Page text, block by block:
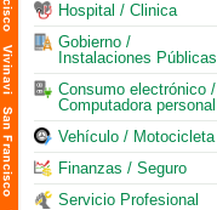
Hospital / Clinica
Gobierno /
Instalaciones Públicas
Consumo electrónico /
Computadora personal
Vehículo / Motocicleta
Finanzas / Seguro
Servicio Profesional